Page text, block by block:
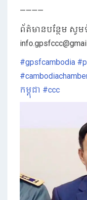
————
ព័ត៌មានបន្ថែម សូ
#gpsfcambodia
កម្ពុជា #ccc